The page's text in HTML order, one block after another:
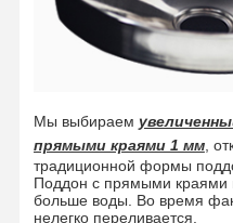
Противоморозный
Портативная аварийная
Настраиваемая глазная
Заменные части для
Мы выбираем
прямыми краями 1 мм,
традиционной формы
Поддон с прямыми краями
больше воды. Во время
нелегко переливается.